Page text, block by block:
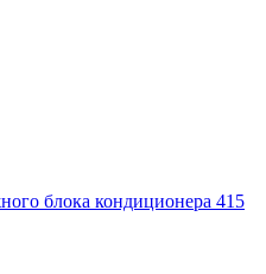
блока кондиционера 415